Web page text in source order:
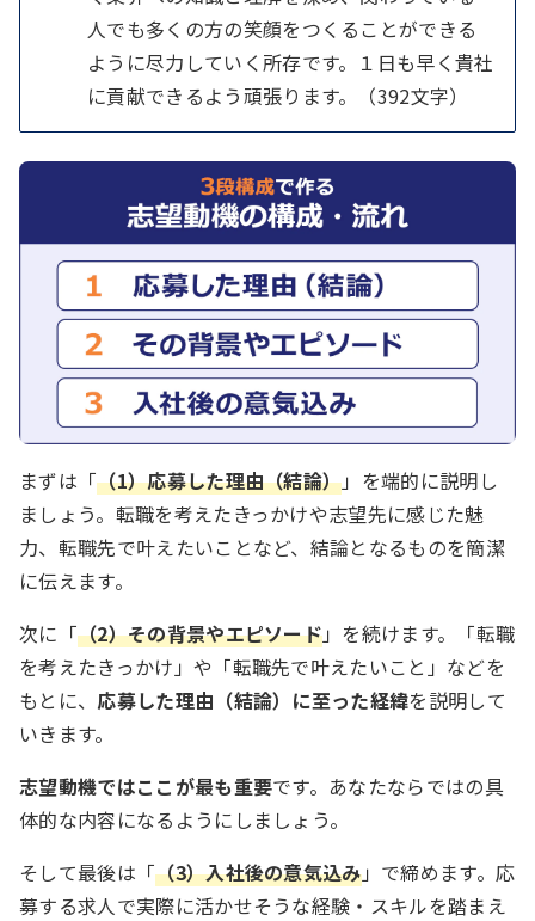
人でも多くの方の笑顔をつくることができる
ように尽力していく所存です。１日も早く貴社
に貢献できるよう頑張ります。（392文字）
まずは「（1）応募した理由（結論）」を端的に説明し
ましょう。転職を考えたきっかけや志望先に感じた魅
力、転職先で叶えたいことなど、結論となるものを簡潔
に伝えます。
次に「（2）その背景やエピソード」を続けます。「転職
を考えたきっかけ」や「転職先で叶えたいこと」などを
もとに、 応募した理由（結論）に至った経緯を説明して
いきます。
志望動機ではここが最も重要です。あなたならではの具
体的な内容になるようにしましょう。
そして最後は「（3）入社後の意気込み」で締めます。応
募する求人で実際に活かせそうな経験・スキルを踏まえ